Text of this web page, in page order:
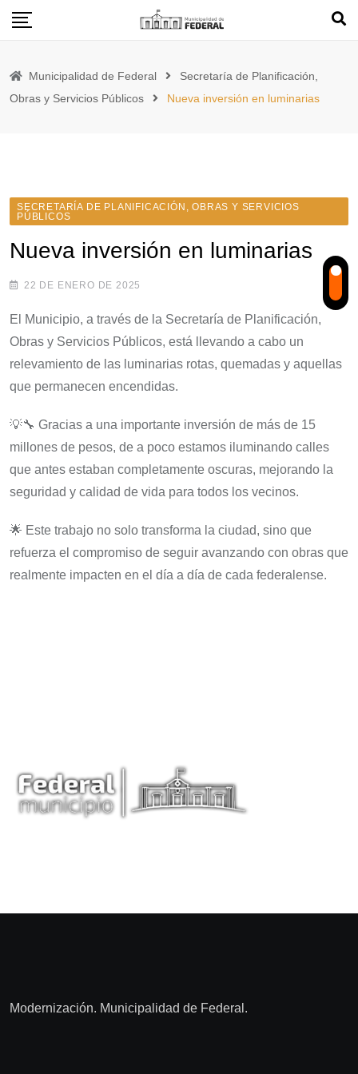
Skip
Municipalidad de Federal
Secretaría de Planificación,
Obras y Servicios Públicos
Nueva inversión en luminarias
SECRETARÍA DE PLANIFICACIÓN, OBRAS Y SERVICIOS
PÚBLICOS
Nueva inversión en luminarias
22 DE ENERO DE 2025
El Municipio, a través de la Secretaría de Planificación,
Obras y Servicios Públicos, está llevando a cabo un
relevamiento de las luminarias rotas, quemadas y aquellas
que permanecen encendidas.
💡🔧 Gracias a una importante inversión de más de 15
millones de pesos, de a poco estamos iluminando calles
que antes estaban completamente oscuras, mejorando la
seguridad y calidad de vida para todos los vecinos.
🌟 Este trabajo no solo transforma la ciudad, sino que
refuerza el compromiso de seguir avanzando con obras que
realmente impacten en el día a día de cada federalense.
Modernización. Municipalidad de Federal.